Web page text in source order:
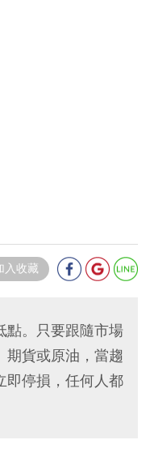
入收藏
點。只要跟隨市場
期貨或原油，當趨
即停損，任何人都